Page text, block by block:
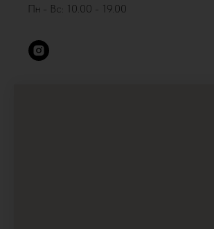
Пн - Вс: 10.00 - 19.00